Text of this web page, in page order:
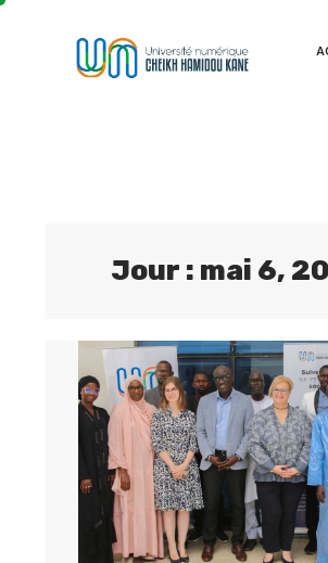
Jour : mai 6,